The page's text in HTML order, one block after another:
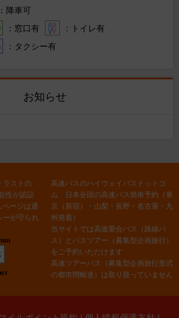
：降車可
：窓口有
：トイレ有
：タクシー有
お知らせ
ラストの
性が認証
ページは通
ーが守られ
高速バスのハイウェイバスドットコ
ム 日本全国の高速バス簡単予約（東
京（新宿）・山梨・長野・名古屋・九
州発着）
当サイトでは高速乗合バス（路線バ
ス）とバスツアー（募集型企画旅行）
をご予約いただけます
高速ツアーバス（募集型企画旅行形式
の都市間輸送）は取り扱っていません